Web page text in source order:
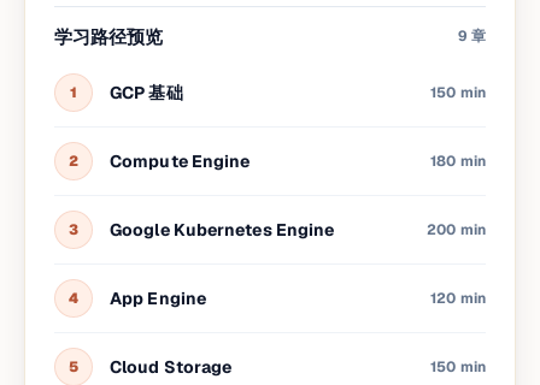
学习路径预览 9 章
1 GCP 基础 150 min
2 Compute Engine 180 min
3 Google Kubernetes Engine 200 min
4 App Engine 120 min
5 Cloud Storage 150 min